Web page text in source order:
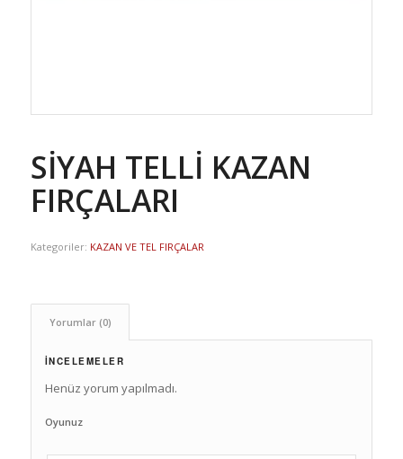
SİYAH TELLİ KAZAN
FIRÇALARI
Kategoriler: KAZAN VE TEL FIRÇALAR
Yorumlar (0)
İNCELEMELER
Henüz yorum yapılmadı.
Oyunuz
1
2
3
4
5